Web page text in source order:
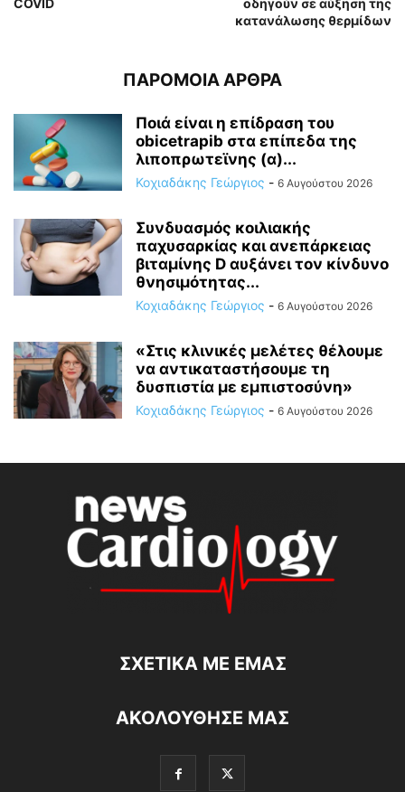
κατανάλωσης θερμίδων
ΠΑΡΟΜΟΙΑ ΑΡΘΡΑ
Ποιά είναι η επίδραση του
obicetrapib στα επίπεδα της
λιποπρωτεϊνης (α)...
Κοχιαδάκης Γεώργιος - 6 Αυγούστου 2026
Συνδυασμός κοιλιακής
παχυσαρκίας και ανεπάρκειας
βιταμίνης D αυξάνει τον κίνδυνο
θνησιμότητας...
Κοχιαδάκης Γεώργιος - 6 Αυγούστου 2026
«Στις κλινικές μελέτες θέλουμε
να αντικαταστήσουμε τη
δυσπιστία με εμπιστοσύνη»
Κοχιαδάκης Γεώργιος - 6 Αυγούστου 2026
ΣΧΕΤΙΚΆ ΜΕ ΕΜΆΣ
ΑΚΟΛΟΥΘΗΣΕ ΜΑΣ